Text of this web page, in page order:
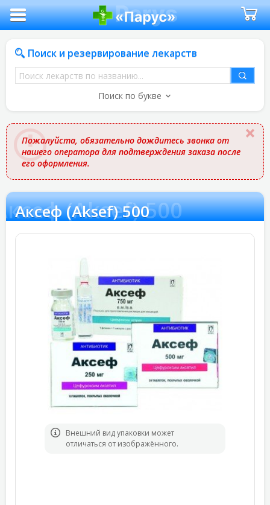
Поиск и резервирование лекарств
Поиск
лекарств
названию
Поиск по букве
Пожалуйста, обязательно дождитесь звонка от
нашего оператора для подтверждения заказа после
его оформления.
(Aksef) 500
Аксеф (Aksef) 500
Bнешний вид упаковки может
отличаться от изображённого.